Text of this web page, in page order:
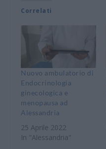
Correlati
Nuovo ambulatorio di
Endocrinologia
ginecologica e
menopausa ad
Alessandria
25 Aprile 2022
In "Alessandria"